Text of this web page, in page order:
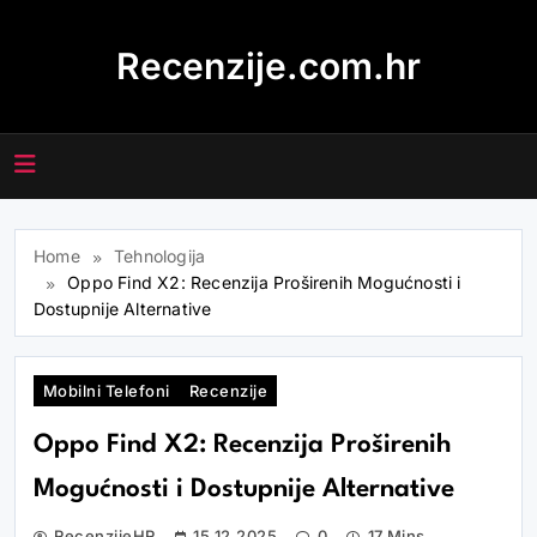
Recenzije.com.hr
Home
Tehnologija
Oppo Find X2: Recenzija Proširenih Mogućnosti i
Dostupnije Alternative
Mobilni Telefoni Recenzije
Oppo Find X2: Recenzija Proširenih
Mogućnosti i Dostupnije Alternative